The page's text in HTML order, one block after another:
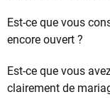
Est-ce que vous
encore ouvert ?
Est-ce que vous
clairement de